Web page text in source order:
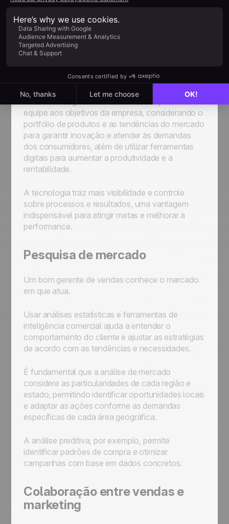
Estratégias de vendas
para gerentes
Criar e aplicar
uma das principais responsabilidades do gerente
Essas estratégias devem alinhar as ações da
equipe aos objetivos da empresa, considerando o
portfólio de produtos e as tendências do mercado
para garantir inovação e atender às demandas
dos consumidores, além de utilizar ferramentas
digitais para aumentar a produtividade e a
rentabilidade.
A tecnologia traz mais visibilidade e controle
sobre processos e resultados, uma vantagem
indispensável para atingir metas e melhorar a
performance.
Pesquisa de mercado
Um bom gerente de vendas conhece o mercado
em que atua.
Usar análises estatísticas e ferramentas de
inteligência comercial ajuda a entender o
comportamento do cliente e ajustar as estratégias
de acordo com as tendências e necessidades.
É fundamental que a análise de mercado
considere as particularidades de cada região e
estado, permitindo identificar oportunidades locais
e adaptar as ações conforme as demandas
específicas de cada área geográfica.
A análise preditiva, por exemplo, permite
identificar padrões de compra e otimizar
campanhas com base em dados concretos.
Colaboração entre vendas e
marketing